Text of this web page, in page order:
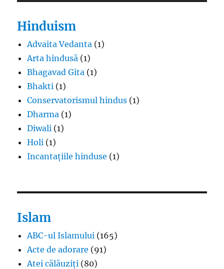
Hinduism
Advaita Vedanta (1)
Arta hindusă (1)
Bhagavad Gita (1)
Bhakti (1)
Conservatorismul hindus (1)
Dharma (1)
Diwali (1)
Holi (1)
Incantațiile hinduse (1)
Islam
ABC-ul Islamului (165)
Acte de adorare (91)
Atei călăuziți (80)